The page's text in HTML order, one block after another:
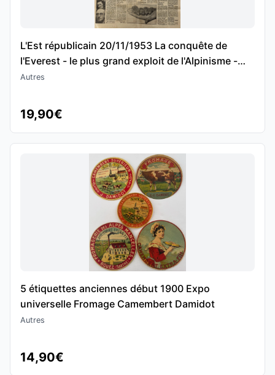
L'Est républicain 20/11/1953 La conquête de
l'Everest - le plus grand exploit de l'Alpinisme -
Montagne
Autres
19,90€
5 étiquettes anciennes début 1900 Expo
universelle Fromage Camembert Damidot
Autres
14,90€